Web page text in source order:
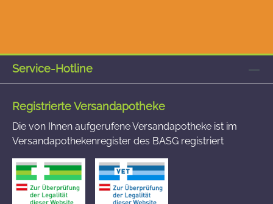
Service-Hotline
Registrierte Versandapotheke
Die von Ihnen aufgerufene Versandapotheke ist im
Versandapothekenregister des BASG registriert